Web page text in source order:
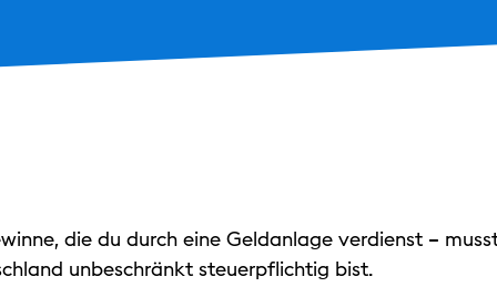
die du durch eine Geldanlage verdienst –
unbeschränkt steuerpflichtig bist.